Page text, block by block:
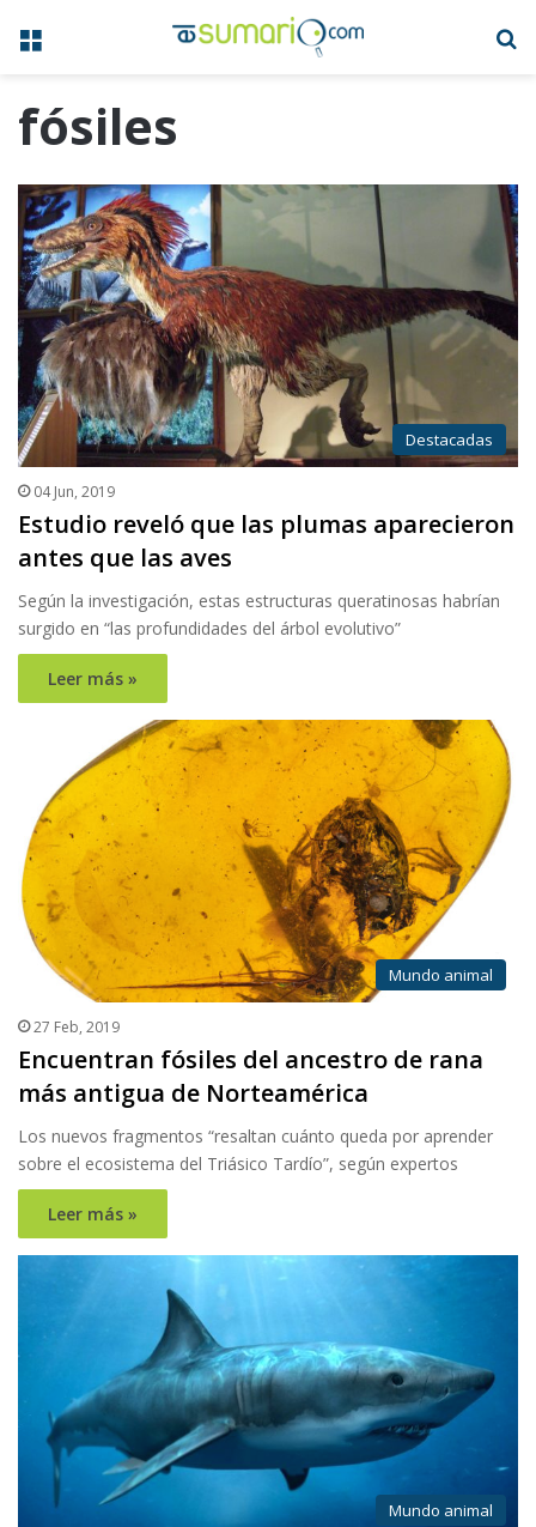
Menú
fósiles
Destacadas
04 Jun, 2019
Estudio reveló que las plumas aparecieron
antes que las aves
Según la investigación, estas estructuras queratinosas habrían
surgido en “las profundidades del árbol evolutivo”
Leer más »
Mundo animal
27 Feb, 2019
Encuentran fósiles del ancestro de rana
más antigua de Norteamérica
Los nuevos fragmentos “resaltan cuánto queda por aprender
sobre el ecosistema del Triásico Tardío”, según expertos
Leer más »
Mundo animal